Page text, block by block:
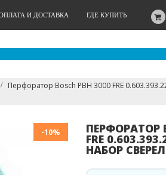
И ДОСТАВКА ГДЕ КУПИТЬ
Перфоратор Bosch PBH 3000 FRE
-10% ПЕРФОРАТОР
FRE
НАБОР СВЕРЕЛ